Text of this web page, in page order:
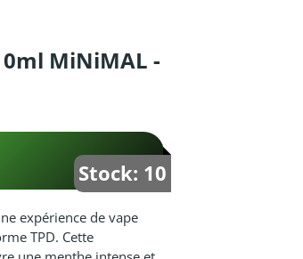
MiNiMAL -
Stock: 10
expérience de vape
TPD. Cette